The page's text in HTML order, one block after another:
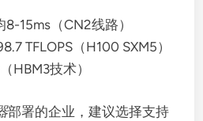
15ms（CN2线路）
TFLOPS（H100 SXM5）
HBM3技术）
部署的企业，建议选择支持